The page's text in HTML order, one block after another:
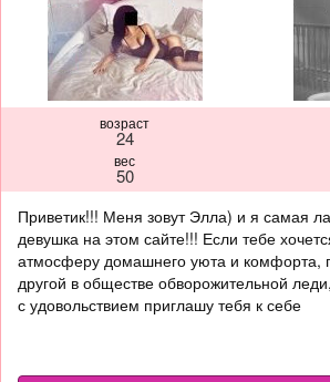
возраст
24
вес
50
Приветик!!! Меня зовут Элла) и я самая
девушка на этом сайте!!! Если тебе
атмосферу домашнего уюта и комфорта,
другой в обществе обворожительной
с удовольствием приглашу тебя к себе